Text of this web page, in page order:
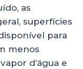
as
superfícies
para
menos
d’água e